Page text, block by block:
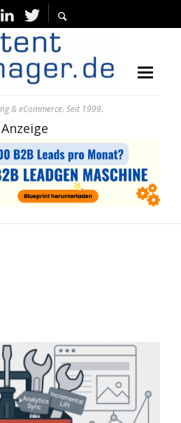
& eCommerce. Seit 1999.
Anzeige